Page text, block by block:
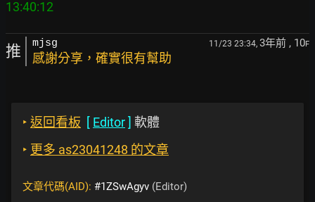
推 mjsg 11/23 23:34, 3年前 , 10F
感謝分享，確實很有幫助
‣ 返回看板 [ Editor] 軟體
‣ 更多 as23041248 的文章
文章代碼(AID): #1ZSwAgyv (Editor)